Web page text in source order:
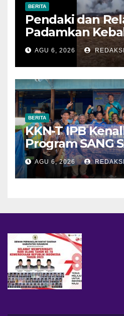
BERITA
Pendaki dan
Padamkan
Alun-alun
Sebelum Meluas
AGU 6, 2026
BERITA
KKN-T IPB
Program SANG
Desa
Ubah Sampah
Ekonomi
AGU 6, 2026